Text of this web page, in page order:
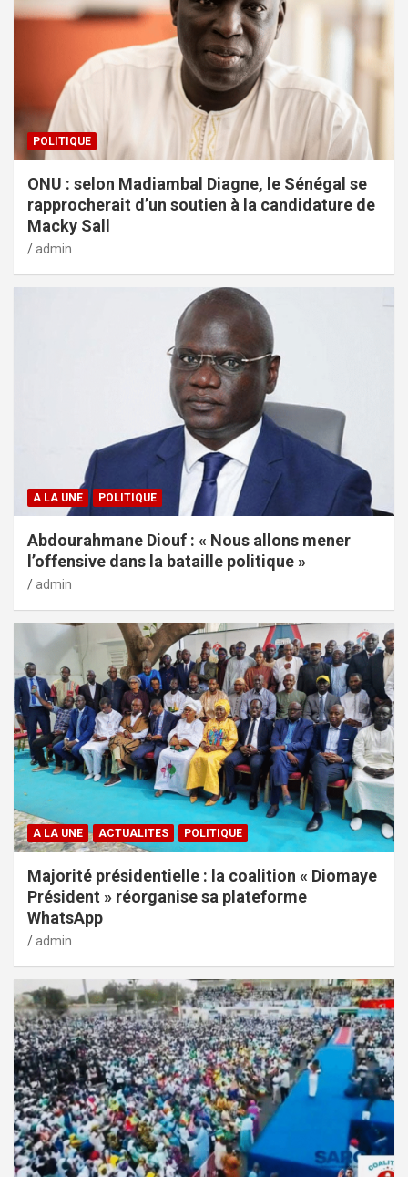
POLITIQUE
ONU : selon Madiambal Diagne, le Sénégal se
rapprocherait d’un soutien à la candidature de
Macky Sall
admin
A LA UNE POLITIQUE
Abdourahmane Diouf : « Nous allons mener
l’offensive dans la bataille politique »
admin
A LA UNE ACTUALITES POLITIQUE
Majorité présidentielle : la coalition « Diomaye
Président » réorganise sa plateforme
WhatsApp
admin